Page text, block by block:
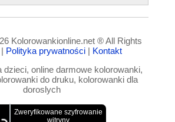
15,330x
Kolorowankionline.net ® All Rights
Polityka prywatności | Kontakt
dzieci, online darmowe kolorowanki,
do druku, kolorowanki dla
doroslych